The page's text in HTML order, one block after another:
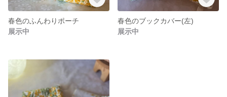
春色のふんわりポーチ
展示中
春色のブックカバー(左)
展示中